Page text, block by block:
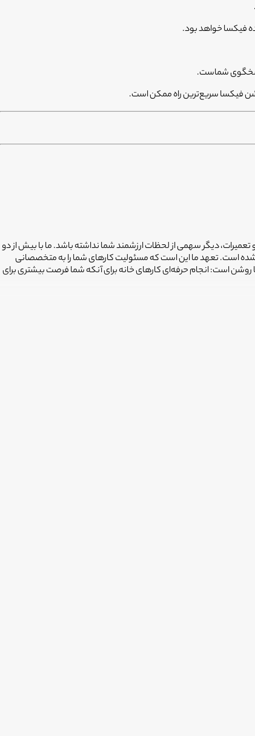
دیگر سهمی از لحظات ارزشمند شما نداشته باشد. ما با بیش از دو
است. تعهد ما این است که مسئولیت کارهای شما را به متخصصانی
است: انجام حرفه‌ای کارهای خانه برای آنکه شما فرصت بیشتری برای